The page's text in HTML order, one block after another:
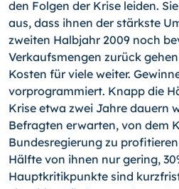
den Folgen der Krise leiden.
aus, dass ihnen der stärkste
zweiten Halbjahr 2009 noch
Verkaufsmengen zurück
Kosten für viele weiter.
vorprogrammiert. Knapp die
Krise etwa zwei Jahre dauern
Befragten erwarten, von dem
Bundesregierung zu
Hälfte von ihnen nur gering,
Hauptkritikpunkte sind